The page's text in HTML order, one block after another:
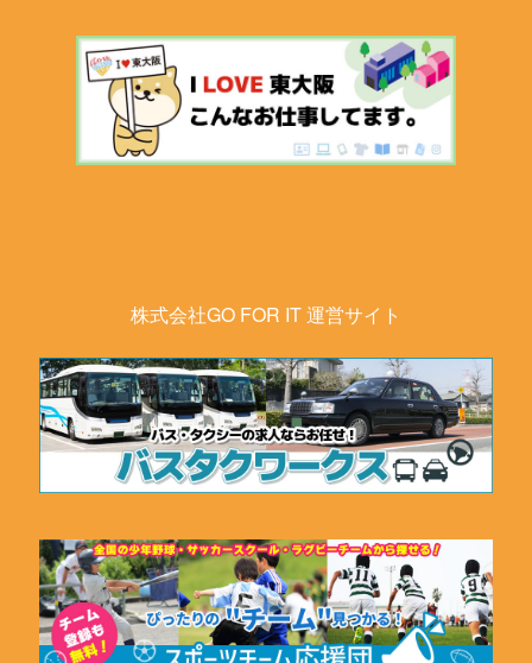
株式会社GO FOR IT 運営サイト